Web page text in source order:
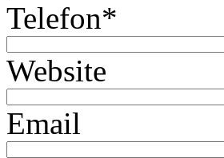
Telefon*
Website
Email